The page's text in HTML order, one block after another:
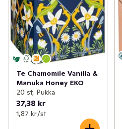
Te Chamomile Vanilla &
Manuka Honey EKO
20 st, Pukka
37,38 kr
1,87 kr /st